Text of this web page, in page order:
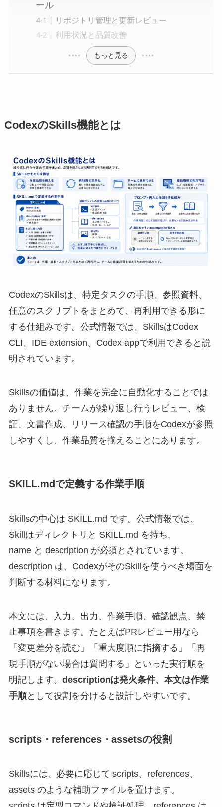
ール
リポジトリ管理と更新レビュー
利用状況と品質改善
もっと見る
CodexのSkills機能とは
CodexのSkillsは、特定タスクの手順、参照資料、
任意のスクリプトをまとめて、再利用できる形に
する仕組みです。公式情報では、SkillsはCodex
CLI、IDE extension、Codex appで利用できると説
明されています。
Skillsの価値は、作業を完全に自動化することでは
ありません。チームが繰り返し行うレビュー、検
証、文書作成、リリース確認の手順をCodexが参照
しやすくし、作業品質を揃えることにあります。
SKILL.mdで定義する作業手順
Skillsの中心は SKILL.md です。公式情報では、
Skillはディレクトリと SKILL.md を持ち、
name と description が必須とされています。
description は、CodexがそのSkillを使うべき場面を
判断する材料になります。
本文には、入力、出力、作業手順、確認観点、禁
止事項を書きます。たとえばPRレビュー用なら
「変更差分を読む」「重大度順に指摘する」「再
現手順がない場合は質問する」といった実行順を
明記します。 descriptionは発火条件、本文は作業
手順として役割を分けると設計しやすいです。
scripts・references・assetsの役割
Skillsには、必要に応じて scripts、references、
assets のような補助ファイルを置けます。